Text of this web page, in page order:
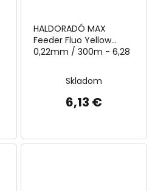
HALDORADÓ MAX
Feeder Fluo Yellow
0,22mm / 300m - 6,28
Skladom
6,13 €